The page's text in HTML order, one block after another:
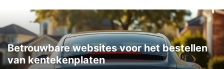
Betrouwbare websites voor het bestellen
van kentekenplaten